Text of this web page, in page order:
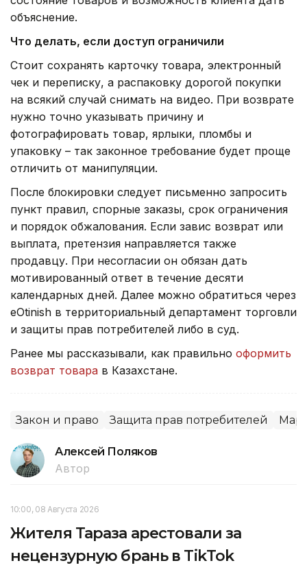
объяснение.
Что делать, если доступ ограничили
Стоит сохранять карточку товара, электронный
чек и переписку, а распаковку дорогой покупки
на всякий случай снимать на видео. При возврате
нужно точно указывать причину и
фотографировать товар, ярлыки, пломбы и
упаковку – так законное требование будет проще
отличить от манипуляции.
После блокировки следует письменно запросить
пункт правил, спорные заказы, срок ограничения
и порядок обжалования. Если завис возврат или
выплата, претензия направляется также
продавцу. При несогласии он обязан дать
мотивированный ответ в течение десяти
календарных дней. Далее можно обратиться через
eOtinish в территориальный департамент торговли
и защиты прав потребителей либо в суд.
Ранее мы рассказывали, как правильно оформить
возврат товара в Казахстане.
Закон и право Защита прав потребителей
Алексей Поляков
Автор
10:00, 08 Августа 2026
Жителя Тараза арестовали за
нецензурную брань в TikTok